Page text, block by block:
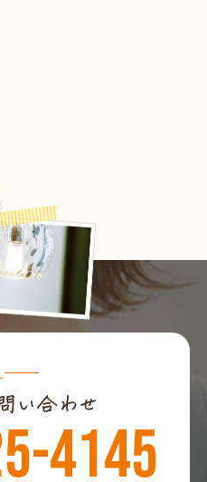
4145